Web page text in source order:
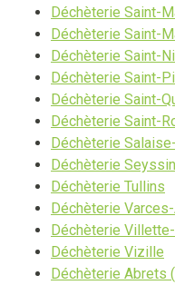
Déchèterie Saint-
Déchèterie Saint-
Déchèterie Saint-
Déchèterie Saint-
Déchèterie Saint-
Déchèterie Saint-
Déchèterie
Déchèterie
Déchèterie Tullins
Déchèterie
Déchèterie
Déchèterie Vizille
Déchèterie Abrets